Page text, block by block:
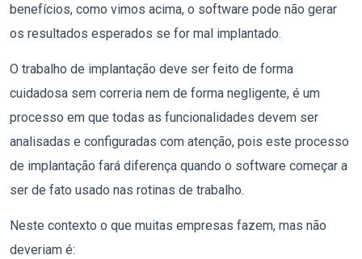
benefícios, como vimos acima, o software pode não gerar
os resultados esperados se for mal implantado.
O trabalho de implantação deve ser feito de forma
cuidadosa sem correria nem de forma negligente, é um
processo em que todas as funcionalidades devem ser
analisadas e configuradas com atenção, pois este processo
de implantação fará diferença quando o software começar a
ser de fato usado nas rotinas de trabalho.
Neste contexto o que muitas empresas fazem, mas não
deveriam é: